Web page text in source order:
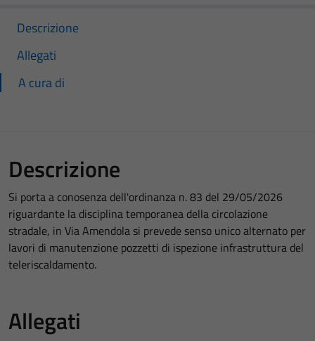
Descrizione
Allegati
A cura di
Descrizione
Si porta a conosenza dell'ordinanza n. 83 del 29/05/2026
riguardante la disciplina temporanea della circolazione
stradale, in Via Amendola si prevede senso unico alternato per
lavori di manutenzione pozzetti di ispezione infrastruttura del
teleriscaldamento.
Allegati